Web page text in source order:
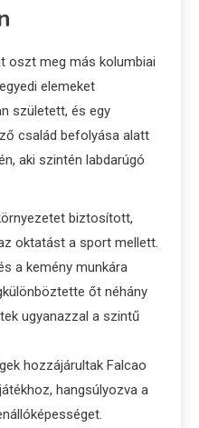
oszt meg más kolumbiai
elemeket
született, és egy
család befolyása alatt
aki szintén labdarúgó
biztosított,
oktatást a sport mellett.
a kemény munkára
őt néhány
ugyanazzal a szintű
hozzájárultak Falcao
hangsúlyozva a